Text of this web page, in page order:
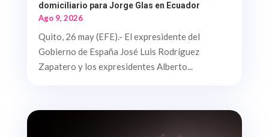
domiciliario para Jorge Glas en Ecuador
Ago 9, 2026
Quito, 26 may (EFE).- El expresidente del
Gobierno de España José Luis Rodríguez
Zapatero y los expresidentes Alberto...